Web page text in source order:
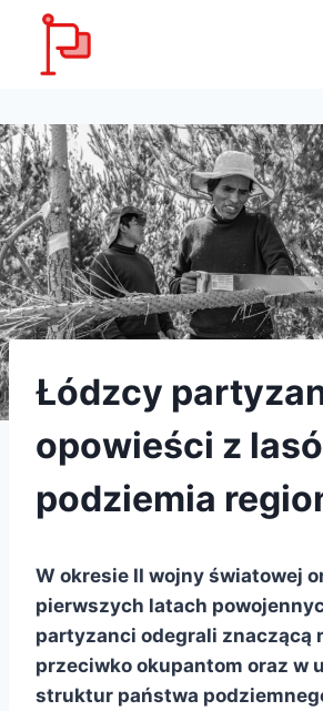
Przejdź
treści
Łódzcy
opowieści z
podziemia
W okresie II wojny światowej
pierwszych latach
partyzanci odegrali znaczącą
przeciwko okupantom oraz w
struktur państwa